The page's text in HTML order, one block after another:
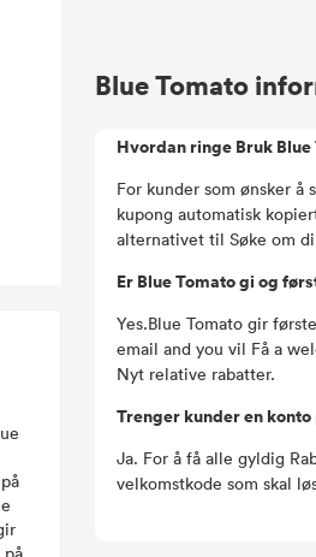
Blue Tomato
Hvordan ringe Bruk
For kunder som ønsker å
kupong automatisk
alternativet til Søke om
Er Blue Tomato gi og
Yes.Blue Tomato gir
email and you vil Få a
Nyt relative rabatter.
Trenger kunder en
Ja. For å få alle gyldig
velkomstkode som skal